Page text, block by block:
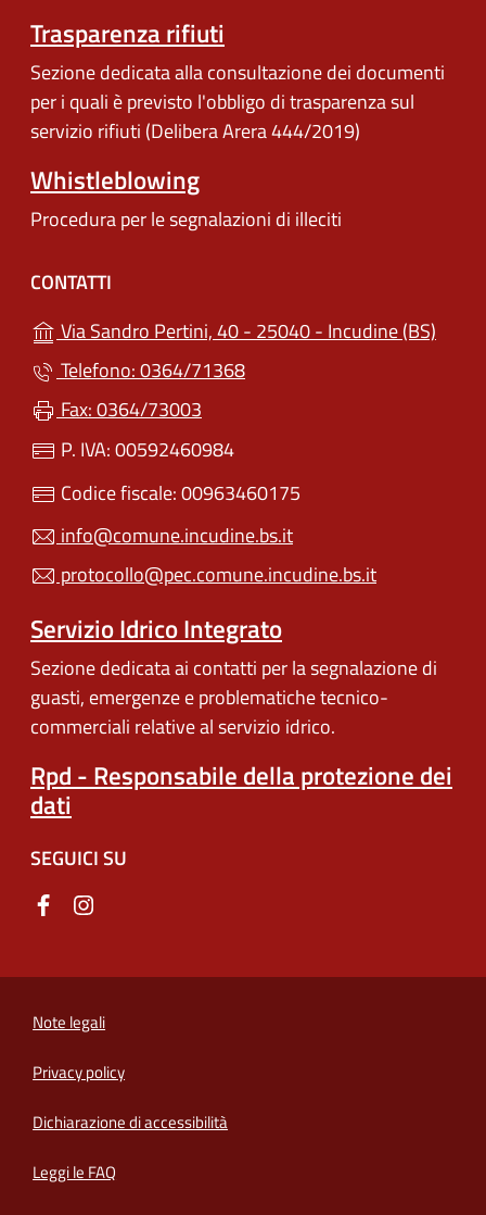
Trasparenza rifiuti
Sezione dedicata alla consultazione dei documenti
per i quali è previsto l'obbligo di trasparenza sul
servizio rifiuti (Delibera Arera 444/2019)
Whistleblowing
Procedura per le segnalazioni di illeciti
CONTATTI
Via Sandro Pertini, 40 - 25040 - Incudine (BS)
Telefono: 0364/71368
Fax: 0364/73003
P. IVA: 00592460984
Codice fiscale: 00963460175
info@comune.incudine.bs.it
protocollo@pec.comune.incudine.bs.it
Servizio Idrico Integrato
Sezione dedicata ai contatti per la segnalazione di
guasti, emergenze e problematiche tecnico-
commerciali relative al servizio idrico.
Rpd - Responsabile della protezione dei
dati
SEGUICI SU
Note legali
Privacy policy
Dichiarazione di accessibilità
Leggi le FAQ